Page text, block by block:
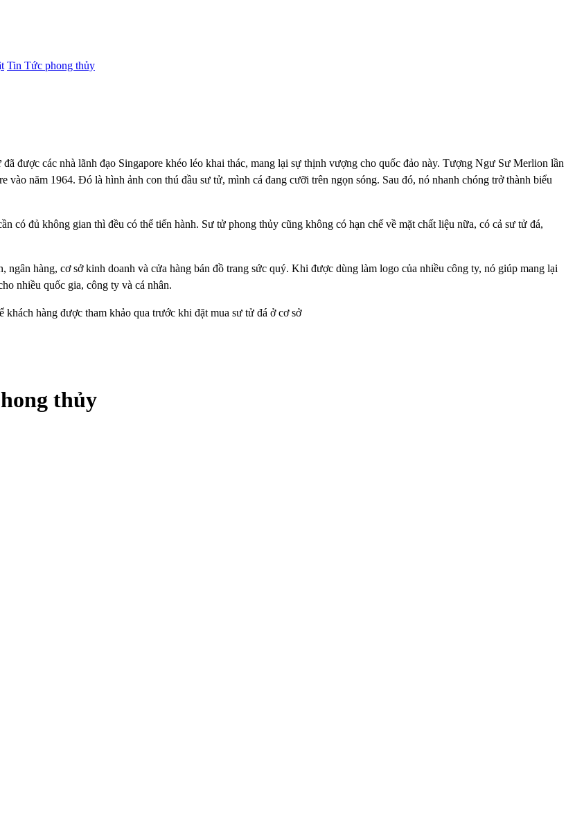
Tin Tức phong thủy
được các nhà lãnh đạo Singapore khéo léo khai thác, mang lại sự thịnh vượng cho quốc đảo này. Tượng Ngư Sư Merlion lần
năm 1964. Đó là hình ảnh con thú đầu sư tử, mình cá đang cưỡi trên ngọn sóng. Sau đó, nó nhanh chóng trở thành biểu
có đủ không gian thì đều có thể tiến hành. Sư tử phong thủy cũng không có hạn chế về mặt chất liệu nữa, có cả sư tử đá,
hàng, cơ sở kinh doanh và cửa hàng bán đồ trang sức quý. Khi được dùng làm logo của nhiều công ty, nó giúp mang lại
nhiều quốc gia, công ty và cá nhân.
hàng được tham khảo qua trước khi đặt mua sư tử đá ở cơ sở
thủy